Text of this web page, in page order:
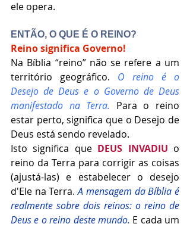
ele opera.
ENTÃO, O QUE É O REINO?
Reino significa Governo!
Na Bíblia “reino” não se refere a um
território geográfico. O reino é o
Desejo de Deus e o Governo de Deus
manifestado na Terra. Para o reino
estar perto, significa que o Desejo de
Deus está sendo revelado.
Isto significa que DEUS INVADIU o
reino da Terra para corrigir as coisas
(ajustá-las) e estabelecer o desejo
d'Ele na Terra. A mensagem da Bíblia é
realmente sobre dois reinos: o reino de
Deus e o reino deste mundo. E cada um